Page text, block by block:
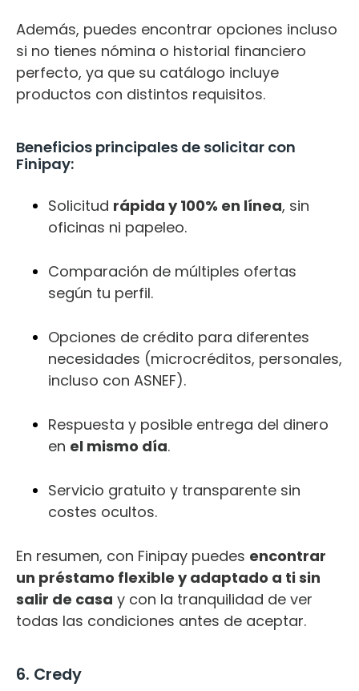
Además, puedes encontrar opciones incluso
si no tienes nómina o historial financiero
perfecto, ya que su catálogo incluye
productos con distintos requisitos.
Beneficios principales de solicitar con
Finipay:
Solicitud rápida y 100% en línea, sin
oficinas ni papeleo.
Comparación de múltiples ofertas
según tu perfil.
Opciones de crédito para diferentes
necesidades (microcréditos, personales,
incluso con ASNEF).
Respuesta y posible entrega del dinero
en el mismo día.
Servicio gratuito y transparente sin
costes ocultos.
En resumen, con Finipay puedes encontrar
un préstamo flexible y adaptado a ti sin
salir de casa y con la tranquilidad de ver
todas las condiciones antes de aceptar.
6. Credy